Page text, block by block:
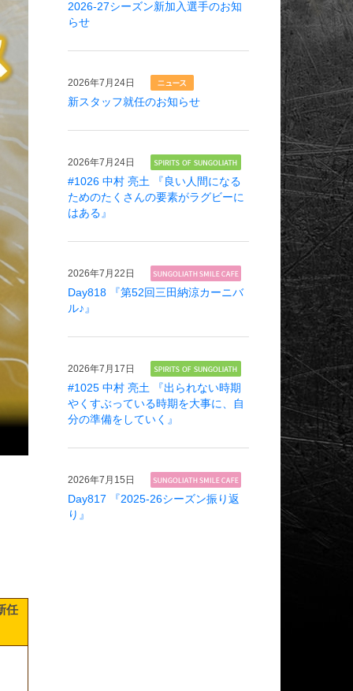
任
2026-27シーズン新加入選手のお知
らせ
2026年7月24日
新スタッフ就任のお知らせ
2026年7月24日
#1026 中村 亮土 『良い人間になる
ためのたくさんの要素がラグビーに
はある』
2026年7月22日
Day818 『第52回三田納涼カーニバ
ル♪』
2026年7月17日
#1025 中村 亮土 『出られない時期
やくすぶっている時期を大事に、自
分の準備をしていく』
2026年7月15日
Day817 『2025-26シーズン振り返
り』